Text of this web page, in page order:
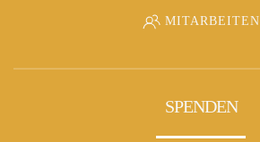
MITARBEITEN
SPENDEN